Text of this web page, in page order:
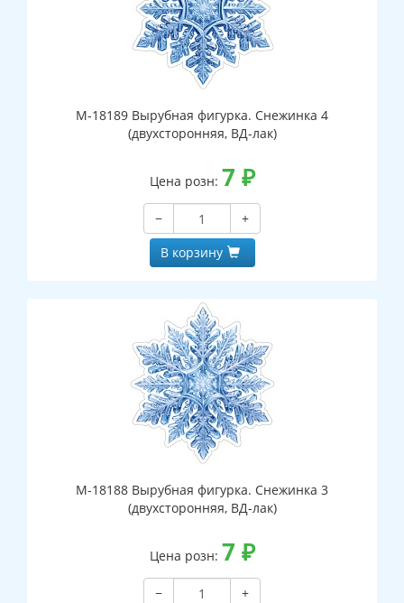
М-18189 Вырубная фигурка. Снежинка 4
(двухсторонняя, ВД-лак)
Цена розн: 7 ₽
−
+
В корзину
М-18188 Вырубная фигурка. Снежинка 3
(двухсторонняя, ВД-лак)
Цена розн: 7 ₽
−
+